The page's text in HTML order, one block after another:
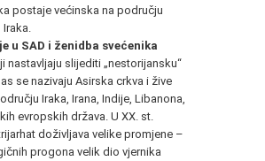
postaje većinska na području
u SAD i ženidba svećenika
nastavljaju slijediti „nestorijansku“
se nazivaju Asirska crkva i žive
Iraka, Irana, Indije, Libanona,
evropskih država. U XX. st.
doživljava velike promjene –
progona velik dio vjernika